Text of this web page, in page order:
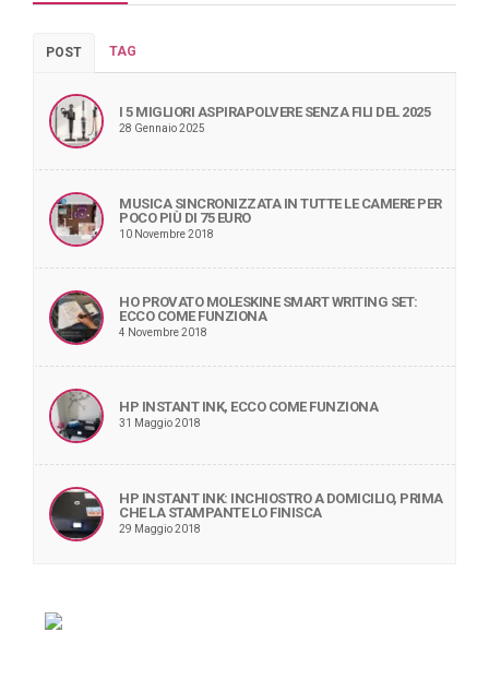
POST TAG
I 5 MIGLIORI ASPIRAPOLVERE SENZA FILI DEL 2025
28 Gennaio 2025
MUSICA SINCRONIZZATA IN TUTTE LE CAMERE PER
POCO PIÙ DI 75 EURO
10 Novembre 2018
HO PROVATO MOLESKINE SMART WRITING SET:
ECCO COME FUNZIONA
4 Novembre 2018
HP INSTANT INK, ECCO COME FUNZIONA
31 Maggio 2018
HP INSTANT INK: INCHIOSTRO A DOMICILIO, PRIMA
CHE LA STAMPANTE LO FINISCA
29 Maggio 2018